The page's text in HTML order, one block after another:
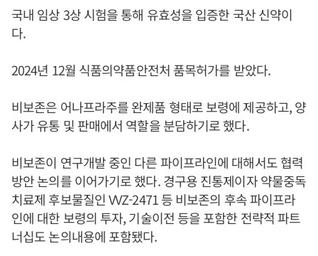
국내 임상 3상 시험을 통해 유효성을 입증한 국산 신약이
다.
2024년 12월 식품의약품안전처 품목허가를 받았다.
비보존은 어나프라주를 완제품 형태로 보령에 제공하고, 양
사가 유통 및 판매에서 역할을 분담하기로 했다.
비보존이 연구개발 중인 다른 파이프라인에 대해서도 협력
방안 논의를 이어가기로 했다. 경구용 진통제이자 약물중독
치료제 후보물질인 VVZ-2471 등 비보존의 후속 파이프라
인에 대한 보령의 투자, 기술이전 등을 포함한 전략적 파트
너십도 논의내용에 포함됐다.